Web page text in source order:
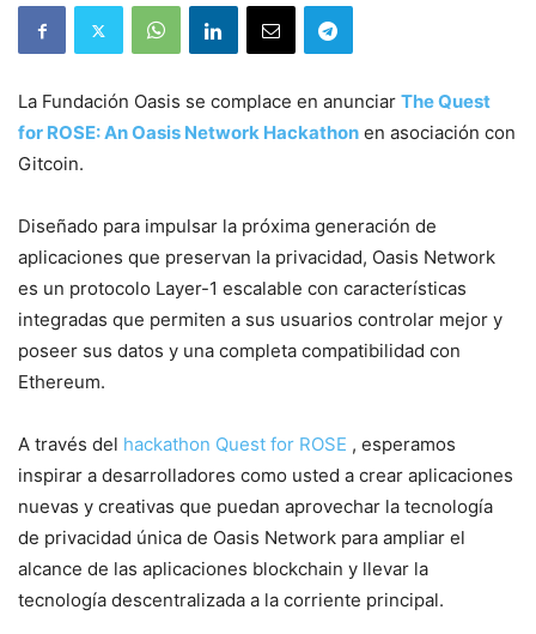
La Fundación Oasis se complace en anunciar The Quest
for ROSE: An Oasis Network Hackathon en asociación con
Gitcoin.
Diseñado para impulsar la próxima generación de
aplicaciones que preservan la privacidad, Oasis Network
es un protocolo Layer-1 escalable con características
integradas que permiten a sus usuarios controlar mejor y
poseer sus datos y una completa compatibilidad con
Ethereum.
A través del hackathon Quest for ROSE , esperamos
inspirar a desarrolladores como usted a crear aplicaciones
nuevas y creativas que puedan aprovechar la tecnología
de privacidad única de Oasis Network para ampliar el
alcance de las aplicaciones blockchain y llevar la
tecnología descentralizada a la corriente principal.